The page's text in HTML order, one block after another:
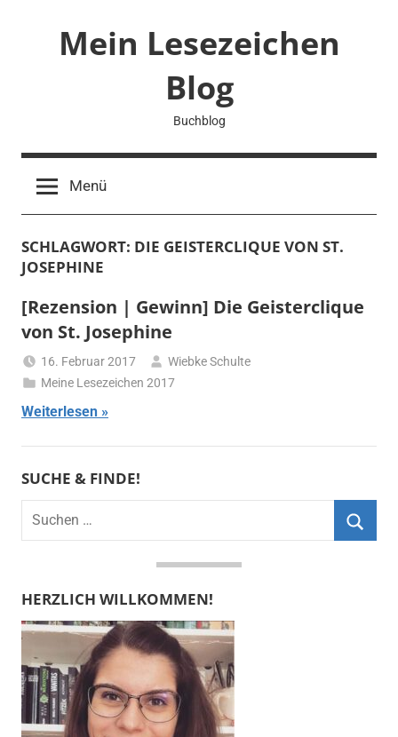
Mein Lesezeichen
Blog
Buchblog
Menü
SCHLAGWORT: DIE GEISTERCLIQUE VON ST.
JOSEPHINE
[Rezension | Gewinn] Die Geisterclique
von St. Josephine
16. Februar 2017
Wiebke Schulte
Meine Lesezeichen 2017
Weiterlesen
SUCHE & FINDE!
Suchen
HERZLICH WILLKOMMEN!